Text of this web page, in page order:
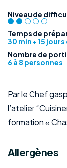
Niveau de
Temps de
30 min + 15
Nombre de
6 à 8 personnes
Par le Chef
l’atelier
formation «
Allergènes